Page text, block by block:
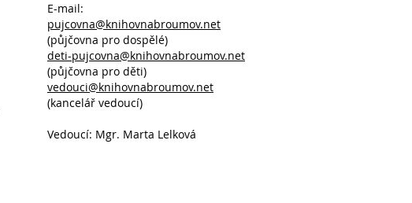
E-mail:
pujcovna@knihovnabroumov.net
(půjčovna pro dospělé)
deti-pujcovna@knihovnabroumov.net
(půjčovna pro děti)
vedouci@knihovnabroumov.net
(kancelář vedoucí)
Vedoucí: Mgr. Marta Lelková